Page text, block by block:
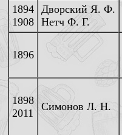
1894
1908
Дворский Я. Ф.
Нетч Ф. Г.
1896
1898
2011
Симонов Л. Н.